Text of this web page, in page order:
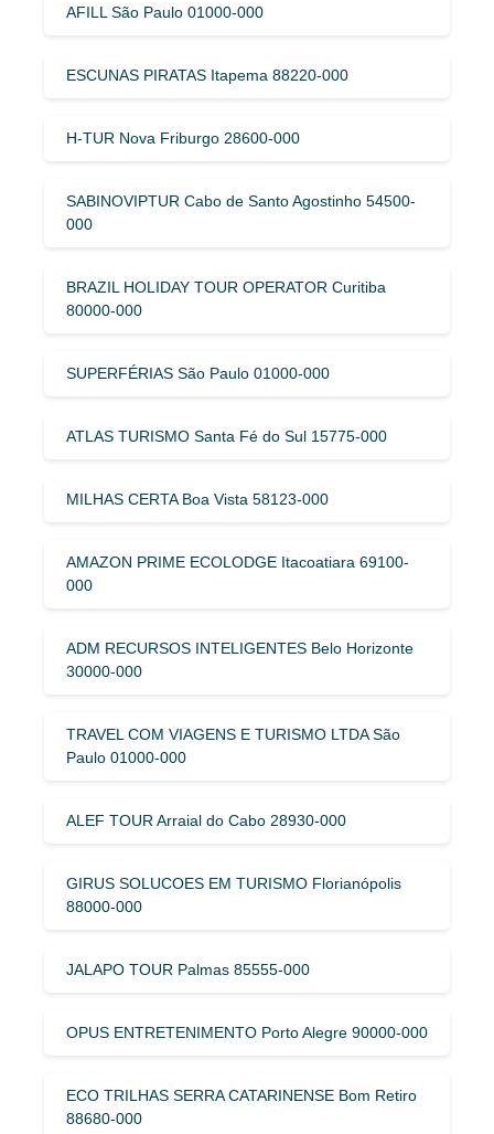
AFILL São Paulo 01000-000
ESCUNAS PIRATAS Itapema 88220-000
H-TUR Nova Friburgo 28600-000
SABINOVIPTUR Cabo de Santo Agostinho 54500-
000
BRAZIL HOLIDAY TOUR OPERATOR Curitiba
80000-000
SUPERFÉRIAS São Paulo 01000-000
ATLAS TURISMO Santa Fé do Sul 15775-000
MILHAS CERTA Boa Vista 58123-000
AMAZON PRIME ECOLODGE Itacoatiara 69100-
000
ADM RECURSOS INTELIGENTES Belo Horizonte
30000-000
TRAVEL COM VIAGENS E TURISMO LTDA São
Paulo 01000-000
ALEF TOUR Arraial do Cabo 28930-000
GIRUS SOLUCOES EM TURISMO Florianópolis
88000-000
JALAPO TOUR Palmas 85555-000
OPUS ENTRETENIMENTO Porto Alegre 90000-000
ECO TRILHAS SERRA CATARINENSE Bom Retiro
88680-000